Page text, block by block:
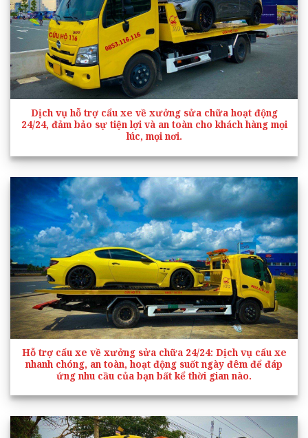
Dịch vụ hỗ trợ cẩu xe về xưởng sửa chữa hoạt động
24/24, đảm bảo sự tiện lợi và an toàn cho khách hàng mọi
lúc, mọi nơi.
Hỗ trợ cẩu xe về xưởng sửa chữa 24/24: Dịch vụ cẩu xe
nhanh chóng, an toàn, hoạt động suốt ngày đêm để đáp
ứng nhu cầu của bạn bất kể thời gian nào.